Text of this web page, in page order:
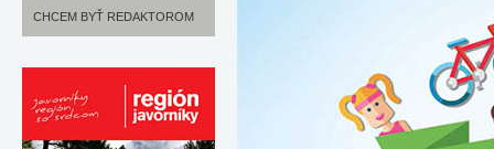
CHCEM BYŤ REDAKTOROM